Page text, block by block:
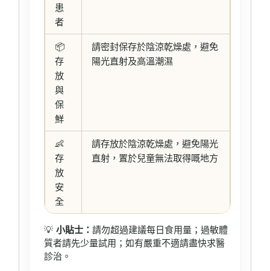
患
者
📦
存
放
與
保
鮮
請密封保存於陰涼乾燥處，避免
陽光直射及高溫潮濕
👶
存
放
安
全
請存放於陰涼乾燥處，避免陽光
直射，置於兒童無法取得嘅地方
💡 小貼士： 請勿超過建議每日食用量；過敏體
質者請先少量試用；如有嚴重不適請盡快求醫
診治。